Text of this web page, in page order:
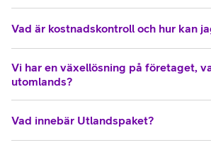
Vad är kostnadskontroll och hur kan
Vi har en växellösning på företaget,
utomlands?
Vad innebär Utlandspaket?